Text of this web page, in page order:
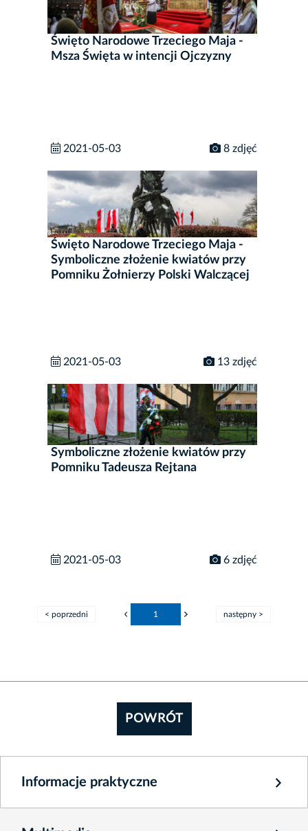
Święto Narodowe Trzeciego Maja -
Msza Święta w intencji Ojczyzny
2021-05-03 8 zdjęć
Święto Narodowe Trzeciego Maja -
Symboliczne złożenie kwiatów przy
Pomniku Żołnierzy Polski Walczącej
2021-05-03 13 zdjęć
Symboliczne złożenie kwiatów przy
Pomniku Tadeusza Rejtana
2021-05-03 6 zdjęć
< poprzedni 1 następny >
POWRÓT
Informacje praktyczne